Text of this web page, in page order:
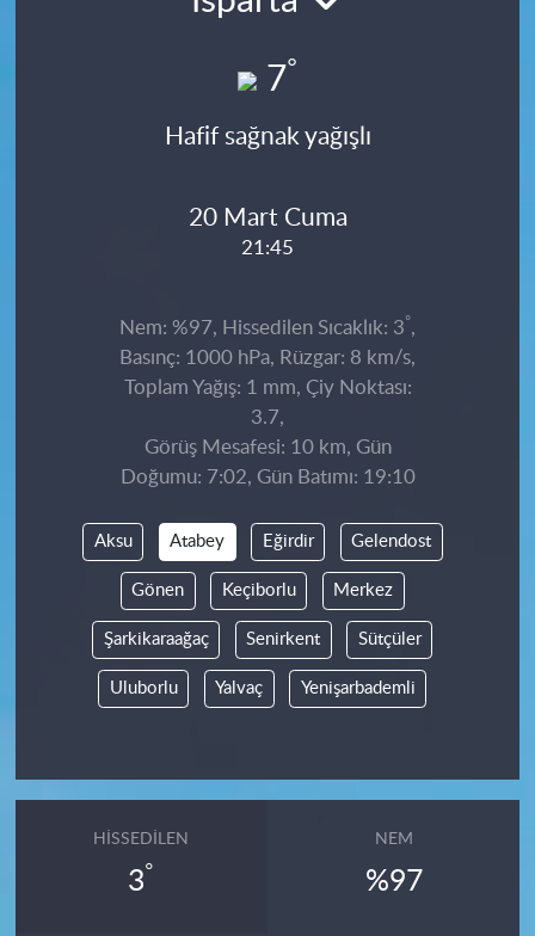
7°
Hafif sağnak yağışlı
20 Mart Cuma
21:45
Nem: %97, Hissedilen Sıcaklık: 3°,
Basınç: 1000 hPa, Rüzgar: 8 km/s,
Toplam Yağış: 1 mm, Çiy Noktası:
3.7,
Görüş Mesafesi: 10 km, Gün
Doğumu: 7:02, Gün Batımı: 19:10
Aksu Atabey Eğirdir Gelendost
Gönen Keçiborlu Merkez
Şarkikaraağaç Senirkent Sütçüler
Uluborlu Yalvaç Yenişarbademli
HISSEDILEN
3°
NEM
%97